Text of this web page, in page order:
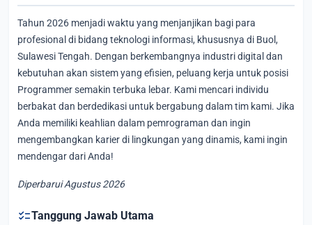
Tahun 2026 menjadi waktu yang menjanjikan bagi para
profesional di bidang teknologi informasi, khususnya di Buol,
Sulawesi Tengah. Dengan berkembangnya industri digital dan
kebutuhan akan sistem yang efisien, peluang kerja untuk posisi
Programmer semakin terbuka lebar. Kami mencari individu
berbakat dan berdedikasi untuk bergabung dalam tim kami. Jika
Anda memiliki keahlian dalam pemrograman dan ingin
mengembangkan karier di lingkungan yang dinamis, kami ingin
mendengar dari Anda!
Diperbarui Agustus 2026
checklistTanggung Jawab Utama